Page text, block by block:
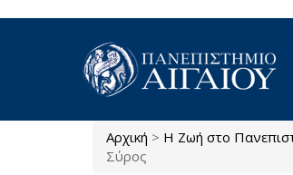
Είστε εδώ
Αρχική > Η Ζωή στο
Σύρος